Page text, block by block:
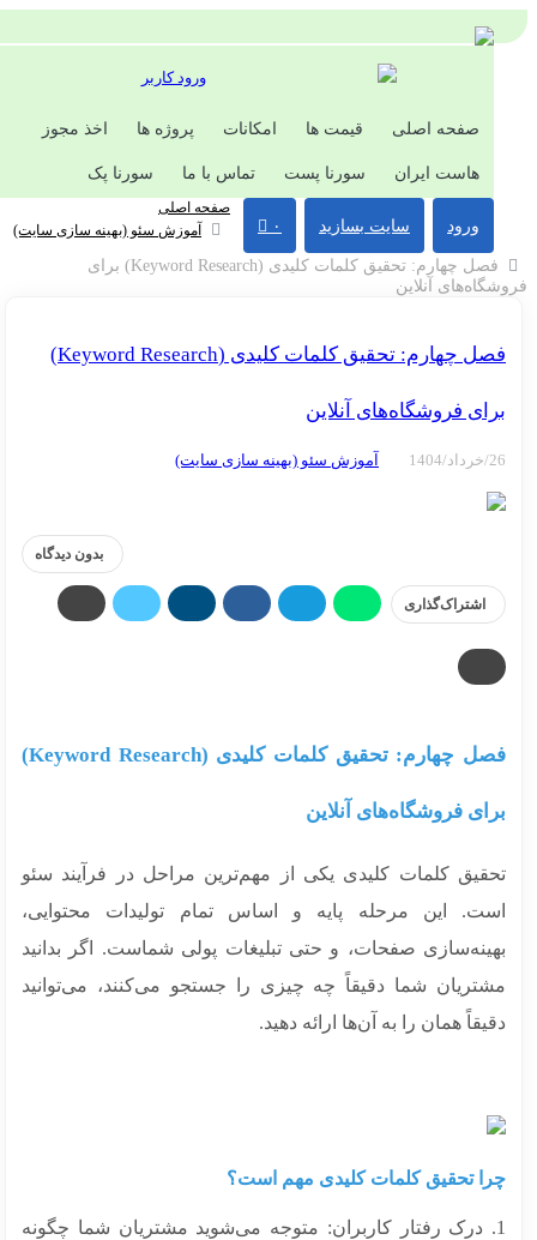
ورود کاربر
صفحه اصلی قیمت ها امکانات پروژه ها اخذ مجوز
هاست ایران سورنا پست تماس با ما سورنا پک
سایت بسازید ۰
صفحه اصلی
آموزش سئو (بهینه سازی سایت)
فصل چهارم: تحقیق کلمات کلیدی (Keyword Research) برای
آنلاین
فصل چهارم: تحقیق کلمات کلیدی (Keyword Research)
فروشگاه‌های آنلاین
آموزش سئو (بهینه سازی سایت)
بدون دیدگاه
اشتراک‌گذاری
فصل چهارم: تحقیق کلمات کلیدی (Keyword Research)
فروشگاه‌های آنلاین
کلمات کلیدی یکی از مهم‌ترین مراحل در فرآیند سئو
این مرحله پایه و اساس تمام تولیدات محتوایی،
صفحات، و حتی تبلیغات پولی شماست. اگر بدانید
شما دقیقاً چه چیزی را جستجو می‌کنند، می‌توانید
همان را به آن‌ها ارائه دهید.
تحقیق کلمات کلیدی مهم است؟
درک رفتار کاربران: متوجه می‌شوید مشتریان شما چگونه